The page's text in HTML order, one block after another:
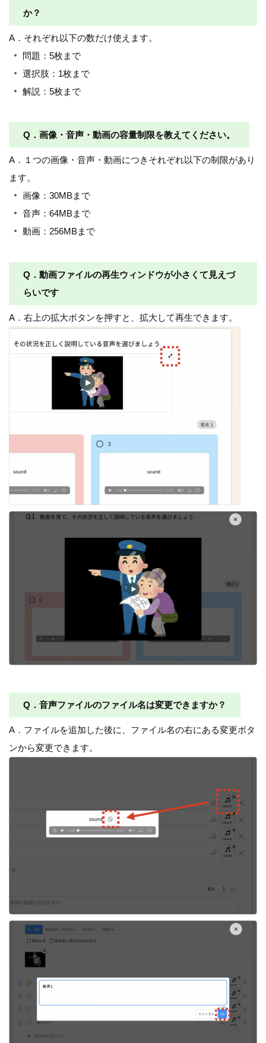
か？
A．それぞれ以下の数だけ使えます。
問題：5枚まで
選択肢：1枚まで
解説：5枚まで
Q．画像・音声・動画の容量制限を教えてください。
A．１つの画像・音声・動画につきそれぞれ以下の制限があり
ます。
画像：30MBまで
音声：64MBまで
動画：256MBまで
Q．動画ファイルの再生ウィンドウが小さくて見えづ
らいです
A．右上の拡大ボタンを押すと、拡大して再生できます。
Q．音声ファイルのファイル名は変更できますか？
A．ファイルを追加した後に、ファイル名の右にある変更ボタ
ンから変更できます。